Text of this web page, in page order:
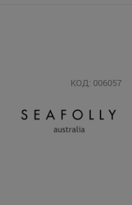
КОД: 006057